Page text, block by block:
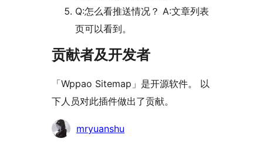
Q:怎么看推送情况？ A:文章列表
页可以看到。
贡献者及开发者
「Wppao Sitemap」是开源软件。 以
下人员对此插件做出了贡献。
贡
mryuanshu